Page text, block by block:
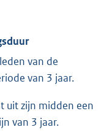
van de
van 3 jaar.
uit zijn midden een
van 3 jaar.